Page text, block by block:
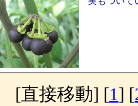
[直接移動] [1] [